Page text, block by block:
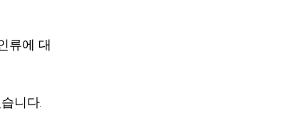
류에 대
니다.